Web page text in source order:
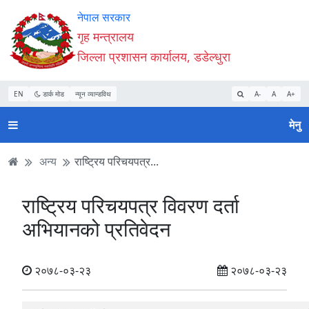
Accessibility
Mode
सुरु
गर्नुहोस्
सामाग्री
पढ्नुहाेस्
नेभिगेसन
पढ्नुहाेस्
वेबसाइट
खोजमा
जानुहोस्
नेपाल सरकार
गृह मन्त्रालय
जिल्ला प्रशासन कार्यालय, डडेल्धुरा
EN डार्क मोड न्यून व्यान्डविथ A- A A+
मेनु
अन्य राष्ट्रिय परिचयपत्र...
राष्ट्रिय परिचयपत्र विवरण दर्ता
अभियानको प्रतिवेदन
२०७८-०३-२३ २०७८-०३-२३